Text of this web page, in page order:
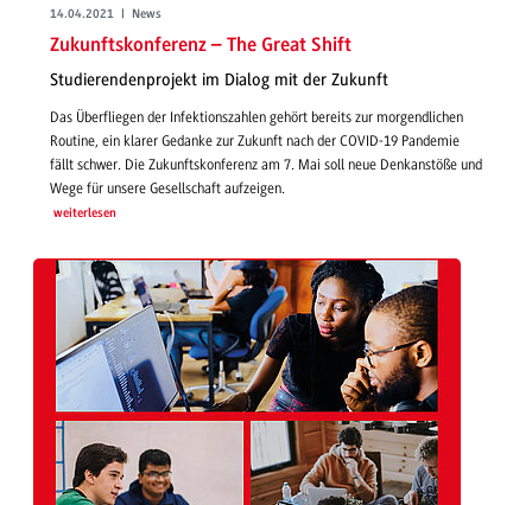
14.04.2021 | News
Zukunftskonferenz – The Great Shift
Studierendenprojekt im Dialog mit der Zukunft
Das Überfliegen der Infektionszahlen gehört bereits zur morgendlichen
Routine, ein klarer Gedanke zur Zukunft nach der COVID-19 Pandemie
fällt schwer. Die Zukunftskonferenz am 7. Mai soll neue Denkanstöße und
Wege für unsere Gesellschaft aufzeigen.
weiterlesen